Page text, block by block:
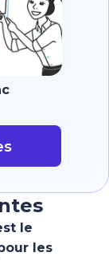
le
les